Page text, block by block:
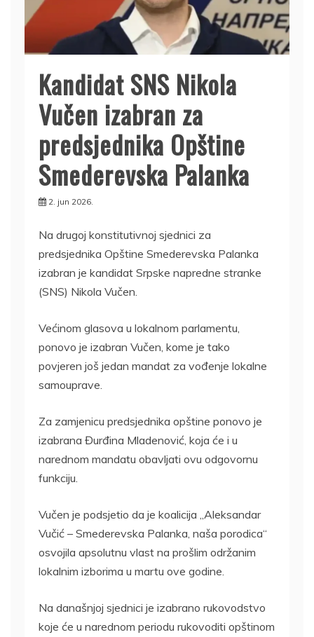
Kandidat SNS Nikola
Vučen izabran za
predsjednika Opštine
Smederevska Palanka
2. jun 2026.
Na drugoj konstitutivnoj sjednici za
predsjednika Opštine Smederevska Palanka
izabran je kandidat Srpske napredne stranke
(SNS) Nikola Vučen.
Većinom glasova u lokalnom parlamentu,
ponovo je izabran Vučen, kome je tako
povjeren još jedan mandat za vođenje lokalne
samouprave.
Za zamjenicu predsjednika opštine ponovo je
izabrana Đurđina Mladenović, koja će i u
narednom mandatu obavljati ovu odgovornu
funkciju.
Vučen je podsjetio da je koalicija „Aleksandar
Vučić – Smederevska Palanka, naša porodica“
osvojila apsolutnu vlast na prošlim održanim
lokalnim izborima u martu ove godine.
Na današnjoj sjednici je izabrano rukovodstvo
koje će u narednom periodu rukovoditi opštinom